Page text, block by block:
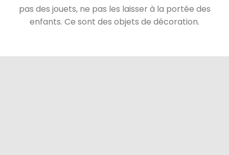
pas des jouets, ne pas les laisser à la portée des
enfants. Ce sont des objets de décoration.